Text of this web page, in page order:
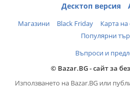
Десктоп версия
Магазини Black Friday Карта на
Популярни
Въпроси и
© Bazar.BG - сайт за
Използването на Bazar.BG или